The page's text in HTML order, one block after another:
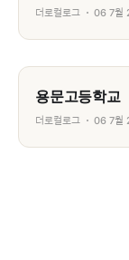
더로컬로그 06 7월
용문고등학교
더로컬로그 06 7월